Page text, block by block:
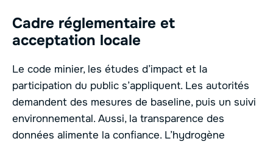
Cadre réglementaire et
acceptation locale
Le code minier, les études d’impact et la
participation du public s’appliquent. Les autorités
demandent des mesures de baseline, puis un suivi
environnemental. Aussi, la transparence des
données alimente la confiance. L’hydrogène